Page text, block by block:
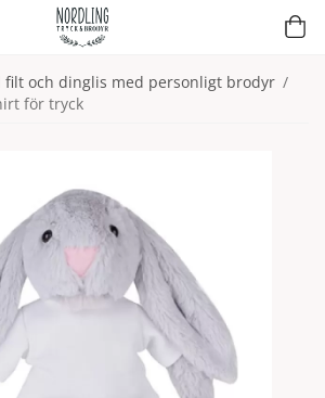
filt och dinglis med personligt brodyr /
för tryck